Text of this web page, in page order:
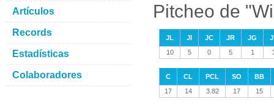
Pitcheo de
JL JI JC JR JG
10
5 0 5 1
C CL PCL SO
BB
17
14 3.82 17 15
Artículos
Records
Estadísticas
Colaboradores